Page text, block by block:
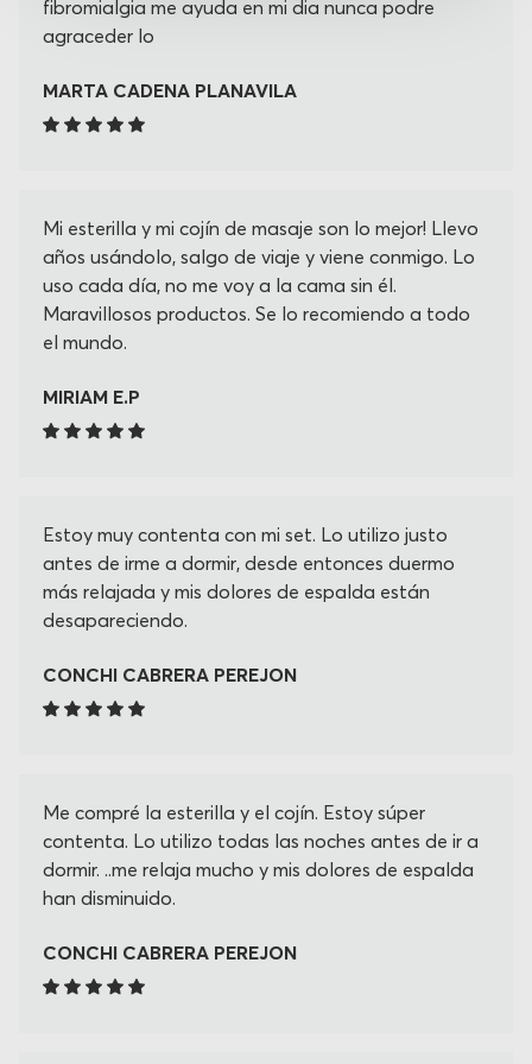
fibromialgia me ayuda en mi dia nunca podre
agraceder lo
MARTA CADENA PLANAVILA
Mi esterilla y mi cojín de masaje son lo mejor! Llevo
años usándolo, salgo de viaje y viene conmigo. Lo
uso cada día, no me voy a la cama sin él.
Maravillosos productos. Se lo recomiendo a todo
el mundo.
MIRIAM E.P
Estoy muy contenta con mi set. Lo utilizo justo
antes de irme a dormir, desde entonces duermo
más relajada y mis dolores de espalda están
desapareciendo.
CONCHI CABRERA PEREJON
Me compré la esterilla y el cojín. Estoy súper
contenta. Lo utilizo todas las noches antes de ir a
dormir. ..me relaja mucho y mis dolores de espalda
han disminuido.
CONCHI CABRERA PEREJON